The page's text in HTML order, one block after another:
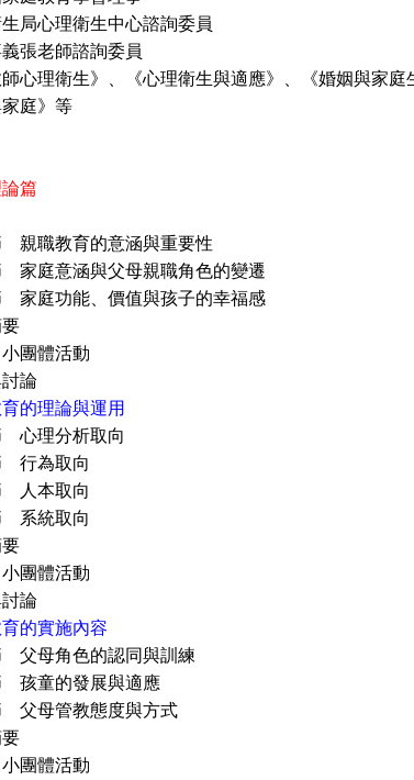
心理衛生中心諮詢委員
老師諮詢委員
心理衛生》、《心理衛生與適應》、《婚姻與家
庭》等
篇
教育的意涵與重要性
涵與父母親職角色的變遷
能、價值與孩子的幸福感
體活動
論
的理論與運用
分析取向
為取向
本取向
統取向
體活動
論
的實施內容
角色的認同與訓練
的發展與適應
管教態度與方式
體活動